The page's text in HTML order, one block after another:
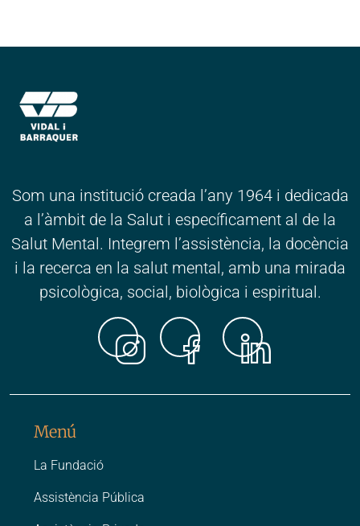
Som una institució creada l’any 1964 i dedicada
a l’àmbit de la Salut i específicament al de la
Salut Mental. Integrem l’assistència, la docència
i la recerca en la salut mental, amb una mirada
psicològica, social, biològica i espiritual.
Menú
La Fundació
Assistència Pública